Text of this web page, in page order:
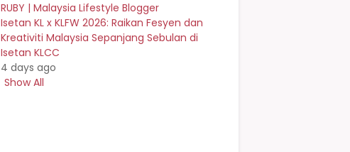
RUBY | Malaysia Lifestyle Blogger
Isetan KL x KLFW 2026: Raikan Fesyen dan
Kreativiti Malaysia Sepanjang Sebulan di
Isetan KLCC
4 days ago
Show All